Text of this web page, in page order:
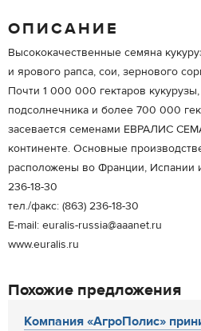
ОПИСАНИЕ
Высококачественные семяна
и ярового рапса, сои, зернового
Почти 1 000 000 гектаров
подсолнечника и более 700 000
засевается семенами ЕВРАЛИС
континенте. Основные
расположены во Франции, Испании
236-18-30
тел./факс: (863) 236-18-30
Е-mail: euralis-russia@aaanet.ru
www.euralis.ru
Похожие предложения
Компания «АгроПолис»